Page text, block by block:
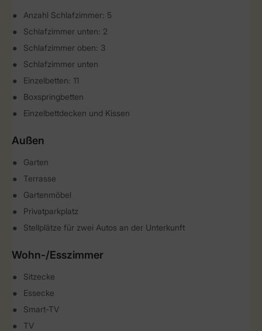
Anzahl Schlafzimmer: 5
Schlafzimmer unten: 2
Schlafzimmer oben: 3
Schlafzimmer unten
Einzelbetten: 11
Boxspringbetten
Einzelbettdecken und Kissen
Außen
Garten
Terrasse
Gartenmöbel
Privatparkplatz
Stellplätze für zwei Autos an der Unterkunft
Wohn-/Esszimmer
Sitzecke
Essecke
Smart-TV
TV